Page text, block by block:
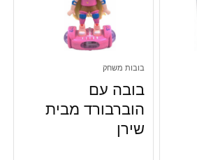
בובות משחק
בובה עם
הוברבורד מבית
שירן